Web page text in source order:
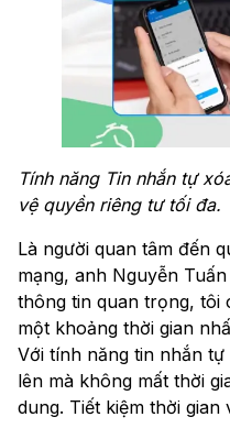
Tính năng Tin nhắn tự
vệ quyền riêng tư tối đa.
Là người quan tâm đến
mạng, anh Nguyễn
thông tin quan trọng,
một khoảng thời gian
Với tính năng tin nhắn
lên mà không mất thời
dung. Tiết kiệm thời gian